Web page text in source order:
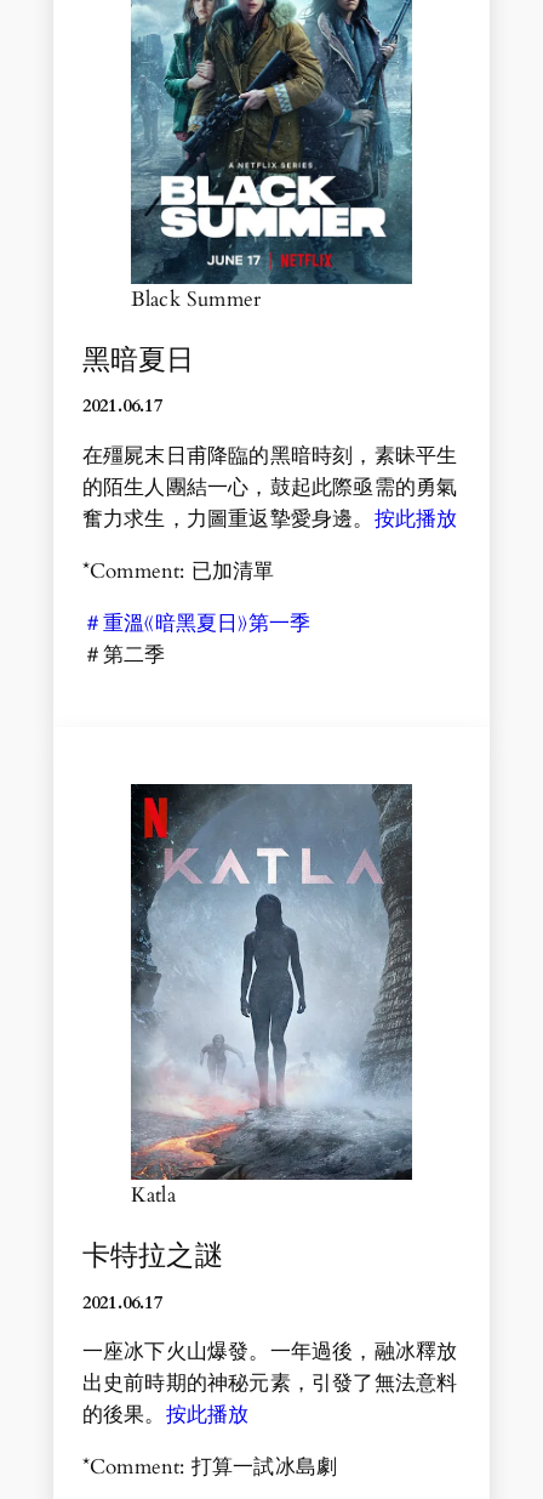
Black Summer
黑暗夏日
2021.06.17
在殭屍末日甫降臨的黑暗時刻，素昧平生
的陌生人團結一心，鼓起此際亟需的勇氣
奮力求生，力圖重返摯愛身邊。 按此播放
*Comment: 已加清單
＃重溫《暗黑夏日》第一季
＃第二季
Katla
卡特拉之謎
2021.06.17
一座冰下火山爆發。一年過後，融冰釋放
出史前時期的神秘元素，引發了無法意料
的後果。 按此播放
*Comment: 打算一試冰島劇